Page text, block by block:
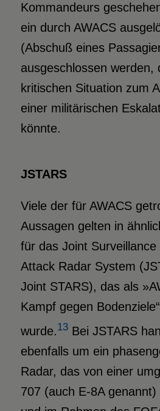
Kommandeurs
ein durch AWACS
(Abschuß eines
ausgeschlossen werden,
kritischen Situation zum
einer militärischen
könnte.
JSTARS
Viele der für AWACS
Aussagen gelten in
für das Joint Surveillance
Attack Radar System
Joint STARS), das als
Kampf gegen
wurde.13Bei JSTARS
ebenfalls um ein
Radar, das von einer
707 (auch E-8A genannt)